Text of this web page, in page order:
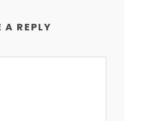
A REPLY